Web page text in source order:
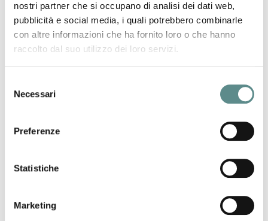
nostri partner che si occupano di analisi dei dati web,
pubblicità e social media, i quali potrebbero combinarle
con altre informazioni che ha fornito loro o che hanno
raccolto dal suo utilizzo dei loro servizi.
delNecessari
Preferenze
Statistiche
Marketing
19/09/2016
INDUSTRIA TESSILE:
sanzioni a chi non dichiara la composizione dei
PROGRAMMA VULCANUS IN EUROPE